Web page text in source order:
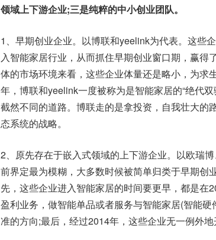
领域上下游企业;三是纯粹的中小创业团队。
1、早期创业企业。以博联和yeelink为代表。这些
入智能家居行业，从而抓住早期创业窗口期，赢
体的市场环境来看，这些企业体量还是略小，为求
年，博联和yeelink一度被称为是智能家居的“绝代
截然不同的道路。博联走的是拿投资，自我壮大的
态系统的战略。
2、原先存在于嵌入式领域的上下游企业。以欧瑞
前界定最为模糊，大多数时候被简单归类于早期创
先，这些企业进入智能家居的时间要更早，都是在
盈利业务，做智能单品或者服务与智能家居(智能
准的方向;最后，经过2014年，这些企业无一例外